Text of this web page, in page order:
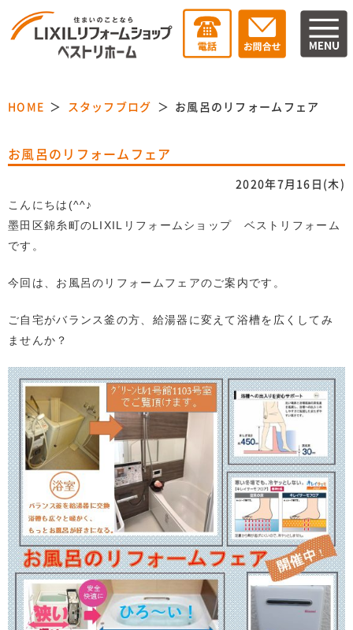
HOME スタッフブログ お風呂のリフォームフェア
お風呂のリフォームフェア
2020年7月16日(木)
こんにちは(^^♪
墨田区錦糸町のLIXILリフォームショップ ベストリフォーム
です。
今回は、お風呂のリフォームフェアのご案内です。
ご自宅がバランス釜の方、給湯器に変えて浴槽を広くしてみ
ませんか？